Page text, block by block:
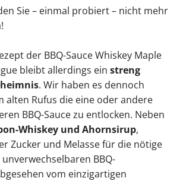
Sie – einmal probiert – nicht mehr
der BBQ-Sauce Whiskey Maple
bleibt allerdings ein streng
. Wir haben es dennoch
alten Rufus die eine oder andere
BBQ-Sauce zu entlocken. Neben
Whiskey und Ahornsirup,
Zucker und Melasse für die nötige
BBQ-
vom einzigartigen